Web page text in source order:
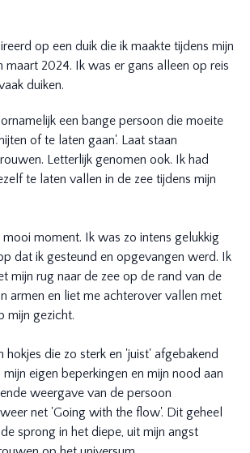
op een duik die ik maakte tijdens mijn
maart 2024. Ik was er gans alleen op reis
duiken.
een bange persoon die moeite
of te laten gaan'. Laat staan
Letterlijk genomen ook. Ik had
te laten vallen in de zee tijdens mijn
moment. Ik was zo intens gelukkig
dat ik gesteund en opgevangen werd. Ik
mijn rug naar de zee op de rand van de
armen en liet me achterover vallen met
mijn gezicht.
hokjes die zo sterk en 'juist' afgebakend
mijn eigen beperkingen en mijn nood aan
weergave van de persoon
net 'Going with the flow'. Dit geheel
sprong in het diepe, uit mijn angst